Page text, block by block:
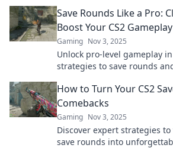
Save Rounds Like a Pro:
Boost Your CS2 Gameplay
Gaming Nov 3, 2025
Unlock pro-level gameplay
strategies to save rounds
How to Turn Your CS2
Comebacks
Gaming Nov 3, 2025
Discover expert strategies
save rounds into